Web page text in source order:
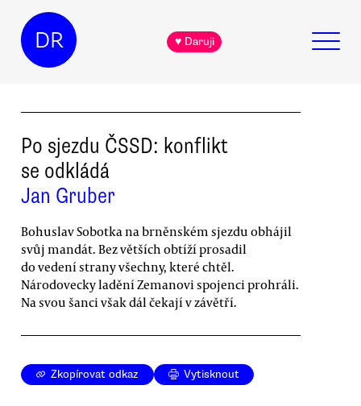
DR ♥ Daruji
Po sjezdu ČSSD: konflikt
se odkládá
Jan Gruber
Bohuslav Sobotka na brněnském sjezdu obhájil
svůj mandát. Bez větších obtíží prosadil
do vedení strany všechny, které chtěl.
Národovecky ladění Zemanovi spojenci prohráli.
Na svou šanci však dál čekají v závětří.
Zkopírovat odkaz Vytisknout